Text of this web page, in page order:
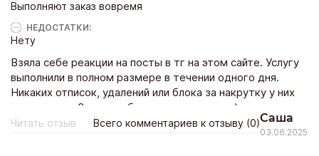
Выполняют заказ вовремя
НЕДОСТАТКИ:
Нету
Взяла себе реакции на посты в тг на этом сайте. Услугу
выполнили в полном размере в течении одного дня.
Никаких отписок, удалений или блока за накрутку у них
не получила. Значит работают качественно) советую
Докторсмм!
Читать отзыв Всего комментариев к отзыву (0)Саша
03.06.2025